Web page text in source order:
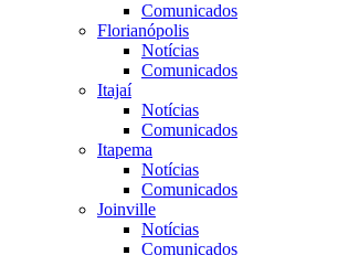
Comunicados
Florianópolis
Notícias
Comunicados
Itajaí
Notícias
Comunicados
Itapema
Notícias
Comunicados
Joinville
Notícias
Comunicados